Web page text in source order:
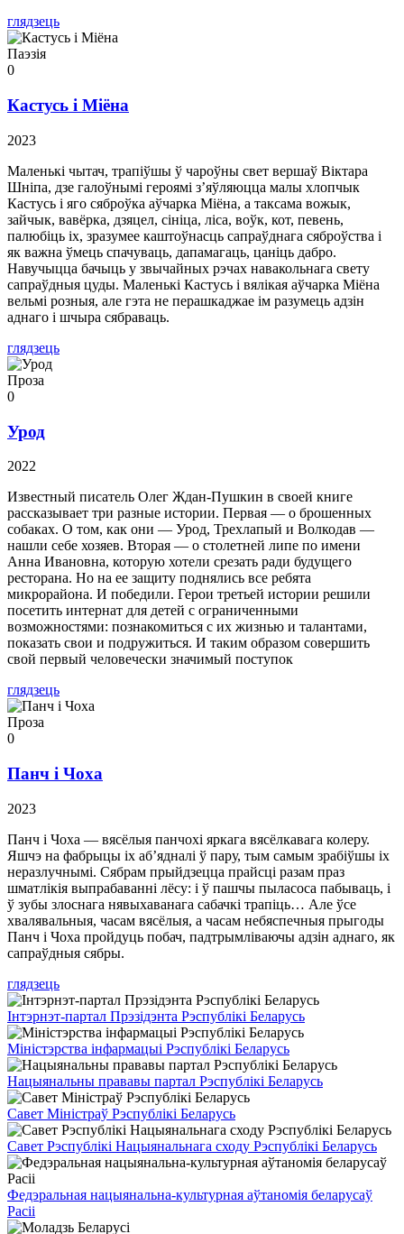
глядзець
Паэзія
0
Кастусь і Міёна
2023
Маленькі чытач, трапіўшы ў чароўны свет вершаў Віктара
Шніпа, дзе галоўнымі героямі з’яўляюцца малы хлопчык
Кастусь і яго сяброўка аўчарка Міёна, а таксама вожык,
зайчык, вавёрка, дзяцел, сініца, ліса, воўк, кот, певень,
палюбіць іх, зразумее каштоўнасць сапраўднага сяброўства і
як важна ўмець спачуваць, дапамагаць, цаніць дабро.
Навучыцца бачыць у звычайных рэчах навакольнага свету
сапраўдныя цуды. Маленькі Кастусь і вялікая аўчарка Міёна
вельмі розныя, але гэта не перашкаджае ім разумець адзін
аднаго і шчыра сябраваць.
глядзець
Проза
0
Урод
2022
Известный писатель Олег Ждан-Пушкин в своей книге
рассказывает три разные истории. Первая — о брошенных
собаках. О том, как они — Урод, Трехлапый и Волкодав —
нашли себе хозяев. Вторая — о столетней липе по имени
Анна Ивановна, которую хотели срезать ради будущего
ресторана. Но на ее защиту поднялись все ребята
микрорайона. И победили. Герои третьей истории решили
посетить интернат для детей с ограниченными
возможностями: познакомиться с их жизнью и талантами,
показать свои и подружиться. И таким образом совершить
свой первый человечески значимый поступок
глядзець
Проза
0
Панч і Чоха
2023
Панч і Чоха — вясёлыя панчохі яркага вясёлкавага колеру.
Яшчэ на фабрыцы іх аб’ядналі ў пару, тым самым зрабіўшы іх
неразлучнымі. Сябрам прыйдзецца прайсці разам праз
шматлікія выпрабаванні лёсу: і ў пашчы пыласоса пабываць, і
ў зубы злоснага нявыхаванага сабачкі трапіць… Але ўсе
хвалявальныя, часам вясёлыя, а часам небяспечныя прыгоды
Панч і Чоха пройдуць побач, падтрымліваючы адзін аднаго, як
сапраўдныя сябры.
глядзець
Інтэрнэт-партал Прэзідэнта Рэспублікі Беларусь
Міністэрства інфармацыі Рэспублікі Беларусь
Нацыянальны прававы партал Рэспублікі Беларусь
Савет Міністраў Рэспублікі Беларусь
Савет Рэспублікі Нацыянальнага сходу Рэспублікі Беларусь
Федэральная нацыянальна-культурная аўтаномія беларусаў
Расіі